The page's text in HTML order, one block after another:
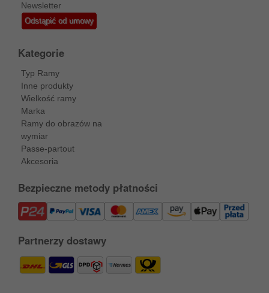
Newsletter
Odstąpić od umowy
Kategorie
Typ Ramy
Inne produkty
Wielkość ramy
Marka
Ramy do obrazów na
wymiar
Passe-partout
Akcesoria
Bezpieczne metody płatności
Partnerzy dostawy